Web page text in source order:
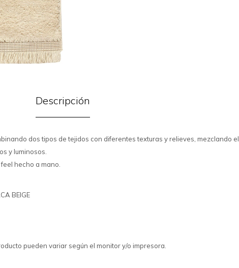
Descripción
dos tipos de tejidos con diferentes texturas y relieves, mezclando el
y luminosos.
hecho a mano.
BEIGE
pueden variar según el monitor y/o impresora.